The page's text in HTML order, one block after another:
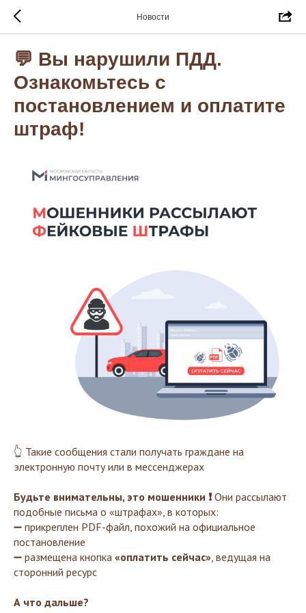
Новости
💬 Вы нарушили ПДД.
Ознакомьтесь с
постановлением и оплатите
штраф!
👆 Такие сообщения стали получать граждане на
электронную почту или в мессенджерах
Будьте внимательны, это мошенники ❗️Они рассылают
подобные письма о «штрафах», в которых:
➖ прикреплен PDF-файл, похожий на официальное
постановление
➖ размещена кнопка «оплатить сейчас», ведущая на
сторонний ресурс
А что дальше?